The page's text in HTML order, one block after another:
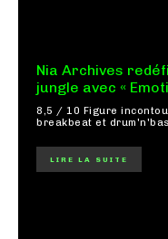
Nia Archives
jungle avec «
8,5 / 10 Figure incontournable du renouveau de la scène
breakbeat et
LIRE LA SUITE